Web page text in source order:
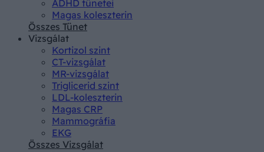
ADHD tünetei
Magas koleszterin
Összes Tünet
Vizsgálat
Kortizol szint
CT-vizsgálat
MR-vizsgálat
Triglicerid szint
LDL-koleszterin
Magas CRP
Mammográfia
EKG
Összes Vizsgálat